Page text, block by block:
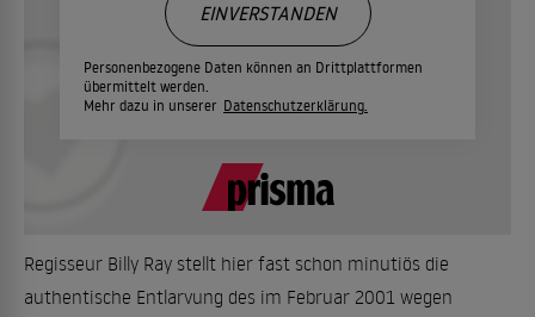
Personenbezogene Daten können an Drittplattformen
übermittelt werden.
Mehr dazu in unserer Datenschutzerklärung.
EINVERSTANDEN
Regisseur Billy Ray stellt hier fast schon minutiös die
authentische Entlarvung des im Februar 2001 wegen